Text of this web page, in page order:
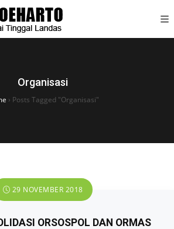
Organisasi
› Posts Tagged "Organisasi"
29 NOVEMBER 2018
ORSOSPOL DAN ORMAS